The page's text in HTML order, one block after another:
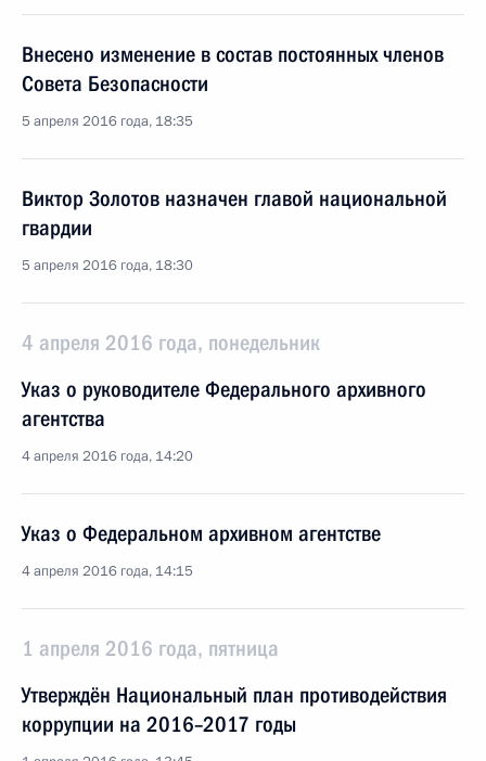
Внесено изменение в состав постоянных членов
Совета Безопасности
5 апреля 2016 года, 18:35
Виктор Золотов назначен главой национальной
гвардии
5 апреля 2016 года, 18:30
4 апреля 2016 года, понедельник
Указ о руководителе Федерального архивного
агентства
4 апреля 2016 года, 14:20
Указ о Федеральном архивном агентстве
4 апреля 2016 года, 14:15
1 апреля 2016 года, пятница
Утверждён Национальный план противодействия
коррупции на 2016–2017 годы